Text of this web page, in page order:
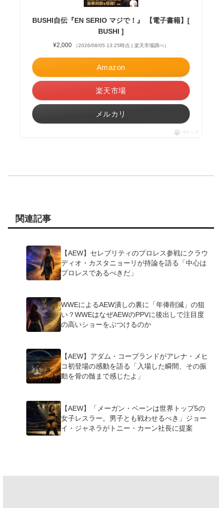
BUSHI自伝『EN SERIO マジで！』 【電子書籍】[
BUSHI ]
¥2,000 （2026/08/05 13:25時点 | 楽天市場調べ）
Amazon
楽天市場
メルカリ
ポチップ
関連記事
【AEW】セレブリティのプロレス参戦にクラウ
ディオ・カスタニョーリが持論を語る「中心は
プロレスであるべきだ」
WWEによるAEW潰しの裏に「年俸削減」の狙
い？WWEはなぜAEWのPPVに後出しで注目度
の高いショーをぶつけるのか
【AEW】アダム・コープランドがアレナ・メヒ
コ初登場の感動を語る「入場した瞬間、その振
動を骨の髄まで感じたよ」
【AEW】「メーガン・ベーンは世界トップ5の
女子レスラー。男子とも戦わせるべき」ジョー
イ・ジャネラがトニー・カーン社長に提案